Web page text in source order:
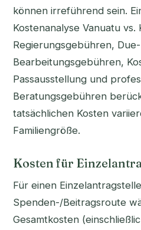
können irreführend sein.
Kostenanalyse Vanuatu vs.
Regierungsgebühren,
Bearbeitungsgebühren,
Passausstellung und
Beratungsgebühren
tatsächlichen Kosten
Familiengröße.
Kosten für
Für einen
Spenden-/Beitragsroute
Gesamtkosten